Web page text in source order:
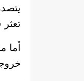
تعثر